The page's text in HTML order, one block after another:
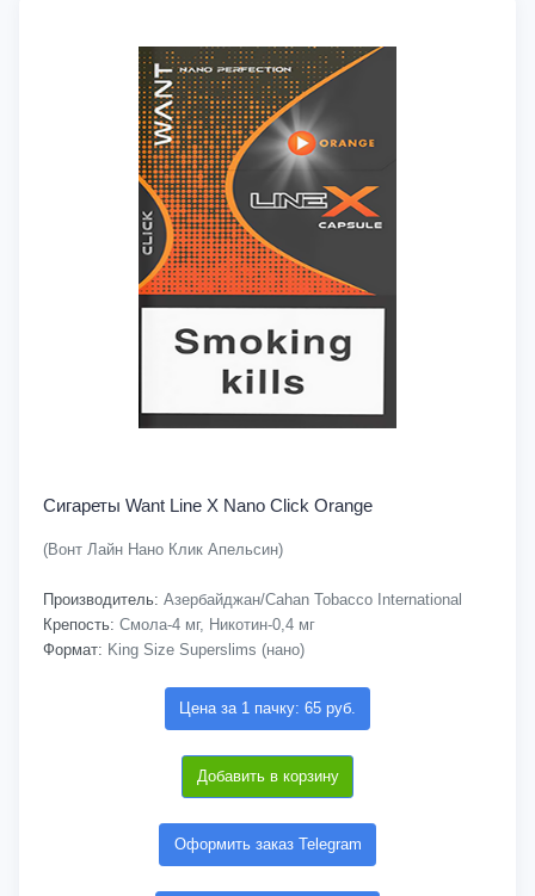
Сигареты Want Line X Nano Click Orange
(Вонт Лайн Нано Клик Апельсин)
Производитель: Азербайджан/Cahan Tobacco International
Крепость: Смола-4 мг, Никотин-0,4 мг
Формат: King Size Superslims (нано)
Цена за 1 пачку: 65 руб.
Добавить в корзину
Оформить заказ Telegram